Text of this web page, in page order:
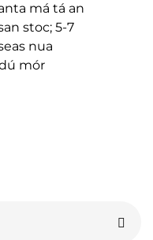
má tá an
stoc; 5-7
nua
mór